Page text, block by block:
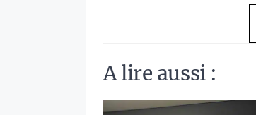
A lire aussi :